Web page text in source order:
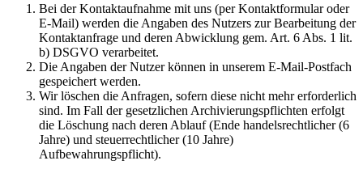
Bei der Kontaktaufnahme mit uns (per Kontaktformular oder
E-Mail) werden die Angaben des Nutzers zur Bearbeitung der
Kontaktanfrage und deren Abwicklung gem. Art. 6 Abs. 1 lit.
b) DSGVO verarbeitet.
Die Angaben der Nutzer können in unserem E-Mail-Postfach
gespeichert werden.
Wir löschen die Anfragen, sofern diese nicht mehr erforderlich
sind. Im Fall der gesetzlichen Archivierungspflichten erfolgt
die Löschung nach deren Ablauf (Ende handelsrechtlicher (6
Jahre) und steuerrechtlicher (10 Jahre)
Aufbewahrungspflicht).